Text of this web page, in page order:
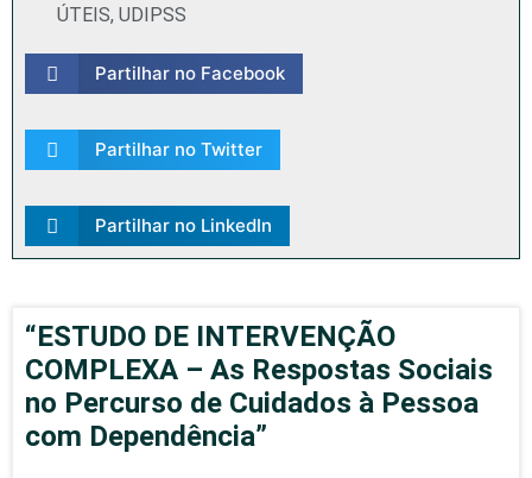
ÚTEIS, UDIPSS
Partilhar no Facebook
Partilhar no Twitter
Partilhar no LinkedIn
“ESTUDO DE INTERVENÇÃO
COMPLEXA – As Respostas Sociais
no Percurso de Cuidados à Pessoa
com Dependência”